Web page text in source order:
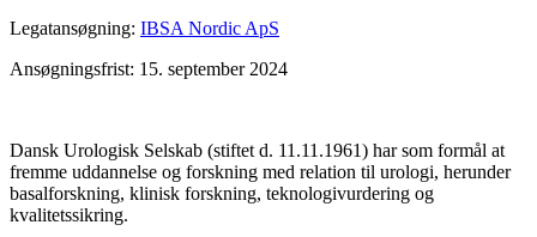
Legatansøgning: IBSA Nordic ApS
Ansøgningsfrist: 15. september 2024
Dansk Urologisk Selskab (stiftet d. 11.11.1961) har som formål at
fremme uddannelse og forskning med relation til urologi, herunder
basalforskning, klinisk forskning, teknologivurdering og
kvalitetssikring.